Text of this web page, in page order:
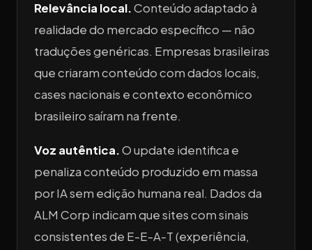
Relevância local.Conteúdo adaptado à
realidade do mercado específico — não
traduções genéricas. Empresas brasileiras
que criaram conteúdo com dados locais,
cases nacionais e contexto econômico
brasileiro saíram na frente.
Voz autêntica.O update identifica e
penaliza conteúdo produzido em massa
por IA sem edição humana real. Dados da
ALM Corp indicam que sites com sinais
consistentes de E-E-A-T (experiência,